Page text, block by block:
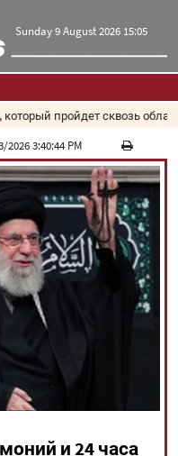
Sunday 9 August 2026 15:05
пройдет сквозь
2026 3:40:44 PM
и 24 часа